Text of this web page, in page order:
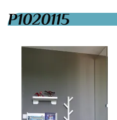
P1020115